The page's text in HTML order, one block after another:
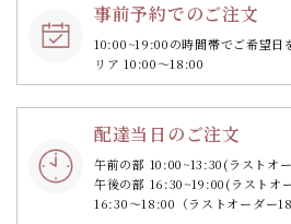
事前予約でのご注文
10:00~19:00の時間帯でご希望日
リア 10:00～18:00
配達当日のご注文
午前の部 10:00~13:30(ラストオ
午後の部 16:30~19:00(ラストオ
16:30～18:00（ラストオーダー